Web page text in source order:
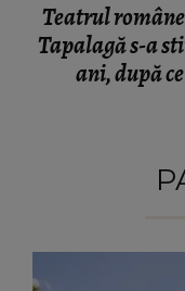
Teatrul
Tapalagă s-a
ani, după